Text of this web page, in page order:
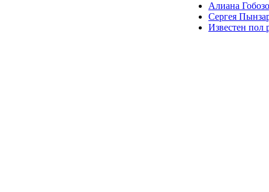
Алиана
Сергея
Известен пол